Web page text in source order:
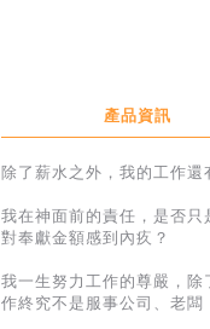
產品資訊
除了薪水之外，我的工作還
我在神面前的責任，是否
對奉獻金額感到內疚？
我一生努力工作的尊嚴，
作終究不是服事公司、老闆